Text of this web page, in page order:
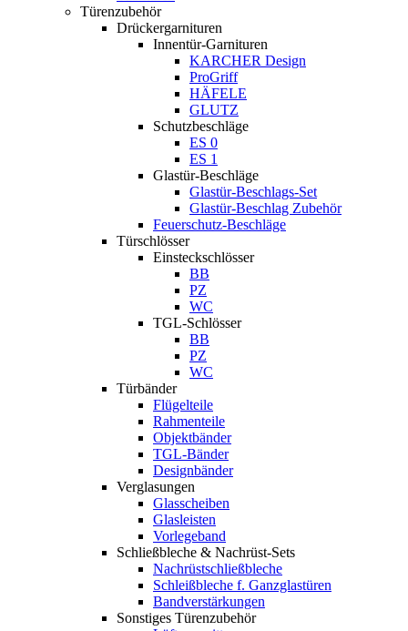
Türenzubehör
Drückergarnituren
Innentür-Garnituren
KARCHER Design
ProGriff
HÄFELE
GLUTZ
Schutzbeschläge
ES 0
ES 1
Glastür-Beschläge
Glastür-Beschlags-Set
Glastür-Beschlag Zubehör
Feuerschutz-Beschläge
Türschlösser
Einsteckschlösser
BB
PZ
WC
TGL-Schlösser
BB
PZ
WC
Türbänder
Flügelteile
Rahmenteile
Objektbänder
TGL-Bänder
Designbänder
Verglasungen
Glasscheiben
Glasleisten
Vorlegeband
Schließbleche & Nachrüst-Sets
Nachrüstschließbleche
Schleißbleche f. Ganzglastüren
Bandverstärkungen
Sonstiges Türenzubehör